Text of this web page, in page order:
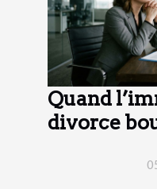
Quand
divorce